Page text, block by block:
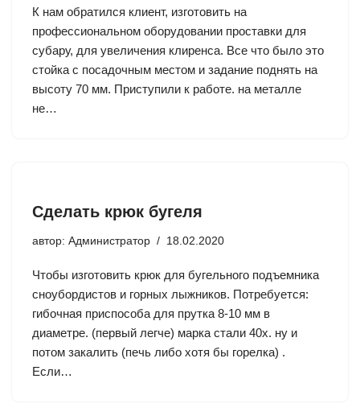
К нам обратился клиент, изготовить на
профессиональном оборудовании проставки для
субару, для увеличения клиренса. Все что было это
стойка с посадочным местом и задание поднять на
высоту 70 мм. Приступили к работе. на металле
не…
Сделать крюк бугеля
автор: Администратор 18.02.2020
Чтобы изготовить крюк для бугельного подъемника
сноубордистов и горных лыжников. Потребуется:
гибочная приспособа для прутка 8-10 мм в
диаметре. (первый легче) марка стали 40х. ну и
потом закалить (печь либо хотя бы горелка) .
Если…